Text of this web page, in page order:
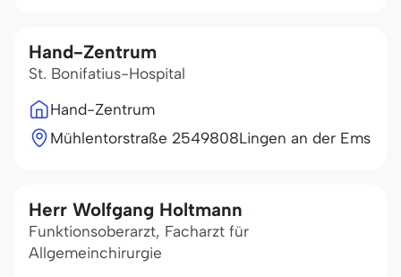
Hand-Zentrum
St. Bonifatius-Hospital
Hand-Zentrum
Mühlentorstraße 2549808Lingen an der Ems
Herr Wolfgang Holtmann
Funktionsoberarzt, Facharzt für
Allgemeinchirurgie